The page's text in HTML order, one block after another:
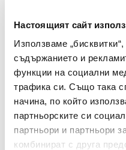
Настоящият сайт
Използваме
съдържанието и
функции на социални
трафика си. Също така
начина, по който
партньорските си
партньори и партньори
комбинират с друга
Цвят На Корпуса
Дебелина На
(мм)
Грип Зона